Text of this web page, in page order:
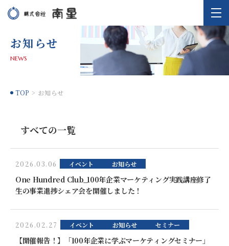
お知らせ
NEWS
TOP お知らせ
すべての一覧
2026.03.06 イベント お知らせ
One Hundred Club_100年企業マーケティング実践講座修了
生の事業進捗シェア会を開催しました！
2026.02.27 イベント お知らせ セミナー
【開催報告！】「100年企業に学ぶマーケティングセミナー」